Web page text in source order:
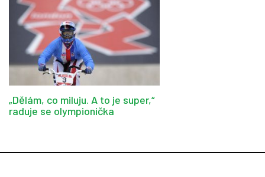
„Dělám, co miluju. A to je super,“
raduje se olympionička